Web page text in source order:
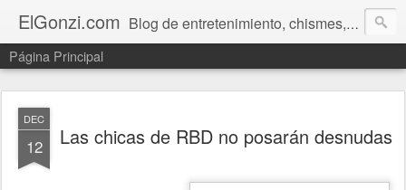
ElGonzi.com Blog de entretenimiento, chismes, humor, farándula, curiosidades, ovnis, noticias calientes, fotos, videos, paranormal y ¡más!
Página Principal
DEC
12 Las chicas de RBD no posarán desnudas